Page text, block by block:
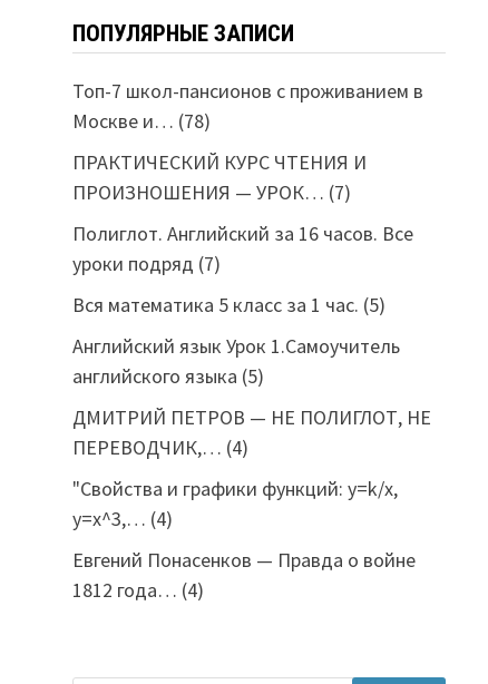
ПОПУЛЯРНЫЕ ЗАПИСИ
Топ-7 школ-пансионов с проживанием в
Москве и… (78)
ПРАКТИЧЕСКИЙ КУРС ЧТЕНИЯ И
ПРОИЗНОШЕНИЯ — УРОК… (7)
Полиглот. Английский за 16 часов. Все
уроки подряд (7)
Вся математика 5 класс за 1 час. (5)
Английский язык Урок 1.Самоучитель
английского языка (5)
ДМИТРИЙ ПЕТРОВ — НЕ ПОЛИГЛОТ, НЕ
ПЕРЕВОДЧИК,… (4)
"Свойства и графики функций: y=k/x,
y=x^3,… (4)
Евгений Понасенков — Правда о войне
1812 года… (4)